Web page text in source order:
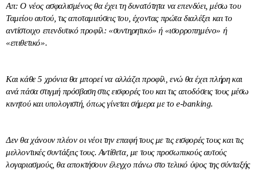
Απ: Ο νέος ασφαλισμένος θα έχει τη δυνατότητα να επενδύει, μέσω του
Ταμείου αυτού, τις αποταμιεύσεις του, έχοντας πρώτα διαλέξει και το
αντίστοιχο επενδυτικό προφίλ: «συντηρητικό» ή «ισορροπημένο» ή
«επιθετικό».
Και κάθε 5 χρόνια θα μπορεί να αλλάζει προφίλ, ενώ θα έχει πλήρη και
ανά πάσα στιγμή πρόσβαση στις εισφορές του και τις αποδόσεις τους μέσω
κινητού και υπολογιστή, όπως γίνεται σήμερα με το e-banking.
Δεν θα χάνουν πλέον οι νέοι την επαφή τους με τις εισφορές τους και τις
μελλοντικές συντάξεις τους. Αντίθετα, με τους προσωπικούς αυτούς
λογαριασμούς, θα αποκτήσουν έλεγχο πάνω στο τελικό ύψος της σύνταξής